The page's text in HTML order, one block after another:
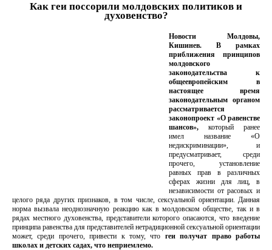
Как геи поссорили молдовских политиков и
духовенство?
Новости Молдовы,
Кишинев. В рамках
приближения принципов
молдовского
законодательства к
общеевропейским в
настоящее время
законодательным органом
рассматривается
законопроект «О равенстве
шансов», который ранее
имел название «О
недискриминации», и
предусматривает, среди
прочего, установление
равных прав в различных
сферах жизни для лиц, в
независимости от расовых и
целого ряда других признаков, в том числе, сексуальной ориентации. Данная
норма вызвала неоднозначную реакцию как в молдовском обществе, так и в
рядах местного духовенства, представители которого опасаются, что введение
принципа равенства для представителей нетрадиционной сексуальной ориентации
может, среди прочего, привести к тому, что геи получат право работы
школах и детских садах, что неприемлемо.